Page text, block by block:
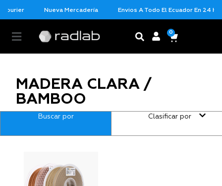
Nueva Mercadería Envios A Todo El Ecuador En 24
0
MADERA CLARA /
BAMBOO
Buscar por Clasificar por